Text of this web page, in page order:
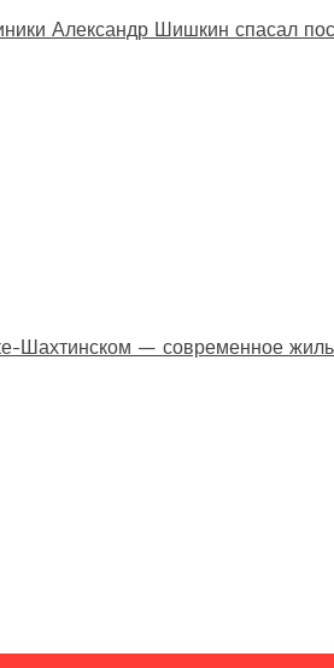
Александр Шишкин спасал
Шахтинском — современное